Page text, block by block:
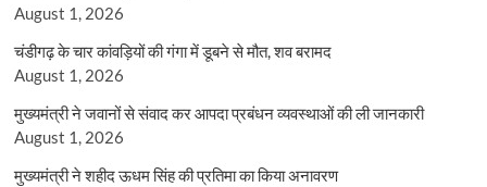
August 1, 2026
चंडीगढ़ के चार कांवड़ियों की गंगा में डूबने से मौत, शव बरामद
August 1, 2026
मुख्यमंत्री ने जवानों से संवाद कर आपदा प्रबंधन व्यवस्थाओं की ली जानकारी
August 1, 2026
मुख्यमंत्री ने शहीद ऊधम सिंह की प्रतिमा का किया अनावरण